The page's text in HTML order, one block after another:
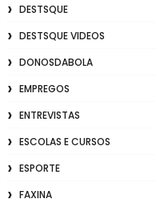
DESTSQUE
DESTSQUE VIDEOS
DONOSDABOLA
EMPREGOS
ENTREVISTAS
ESCOLAS E CURSOS
ESPORTE
FAXINA